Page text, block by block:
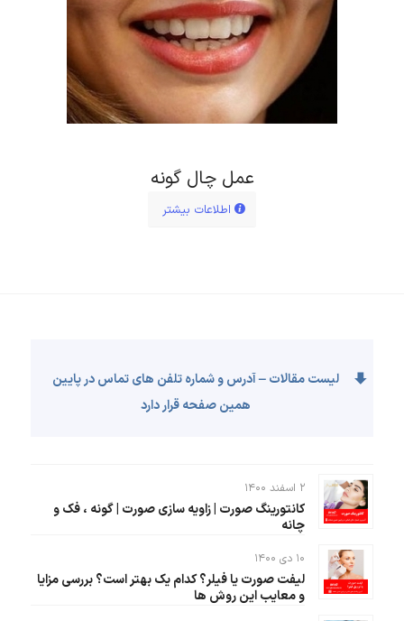
عمل چال گونه
اطلاعات بیشتر
لیست مقالات – آدرس و شماره تلفن های تماس در پایین
همین صفحه قرار دارد
۲ اسفند ۱۴۰۰
کانتورینگ صورت | زاویه سازی صورت | گونه ، فک و
چانه
۱۰ دی ۱۴۰۰
لیفت صورت یا فیلر؟ کدام یک بهتر است؟ بررسی مزایا
و معایب این روش ها